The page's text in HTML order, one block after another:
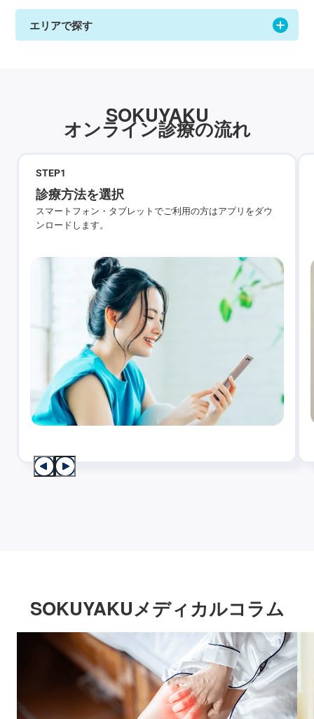
エリアで探す
SOKUYAKU
オンライン診療の流れ
STEP1
診療方法を選択
スマートフォン・タブレットでご利用の方はアプリをダウ
ンロードします。
SOKUYAKUメディカルコラム